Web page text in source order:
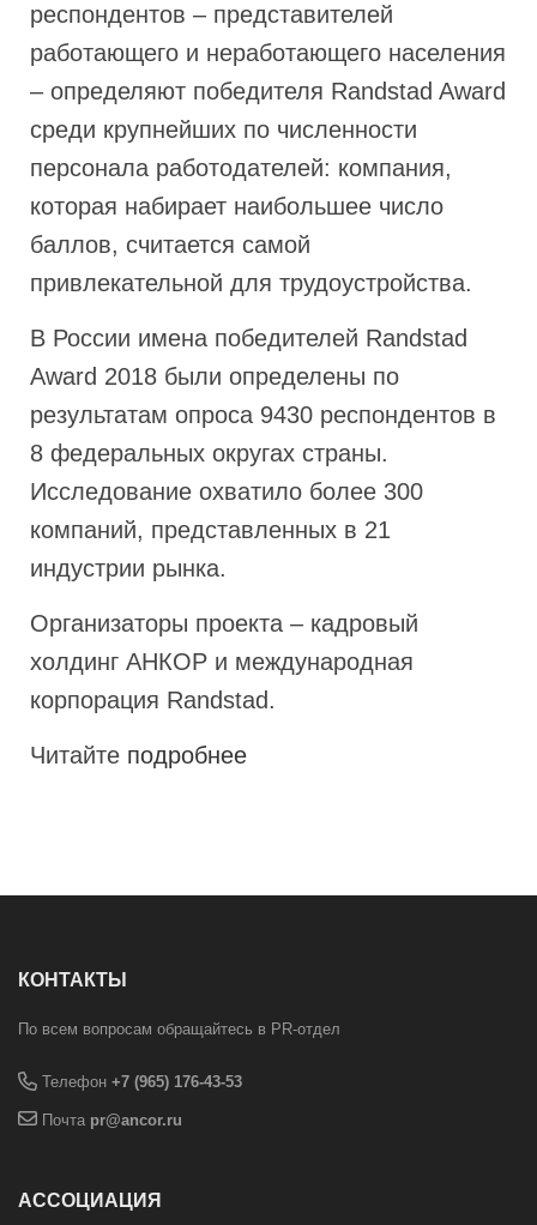
респондентов – представителей
работающего и неработающего населения
– определяют победителя Randstad Award
среди крупнейших по численности
персонала работодателей: компания,
которая набирает наибольшее число
баллов, считается самой
привлекательной для трудоустройства.
В России имена победителей Randstad
Award 2018 были определены по
результатам опроса 9430 респондентов в
8 федеральных округах страны.
Исследование охватило более 300
компаний, представленных в 21
индустрии рынка.
Организаторы проекта – кадровый
холдинг АНКОР и международная
корпорация Randstad.
Читайте подробнее
КОНТАКТЫ
По всем вопросам обращайтесь в PR-отдел
Телефон +7 (965) 176-43-53
Почта pr@ancor.ru
АССОЦИАЦИЯ